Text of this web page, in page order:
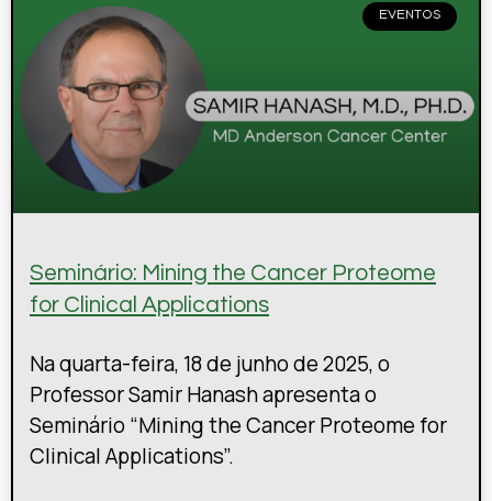
EVENTOS
Seminário: Mining the Cancer Proteome
for Clinical Applications
Na quarta-feira, 18 de junho de 2025, o
Professor Samir Hanash apresenta o
Seminário “Mining the Cancer Proteome for
Clinical Applications”.